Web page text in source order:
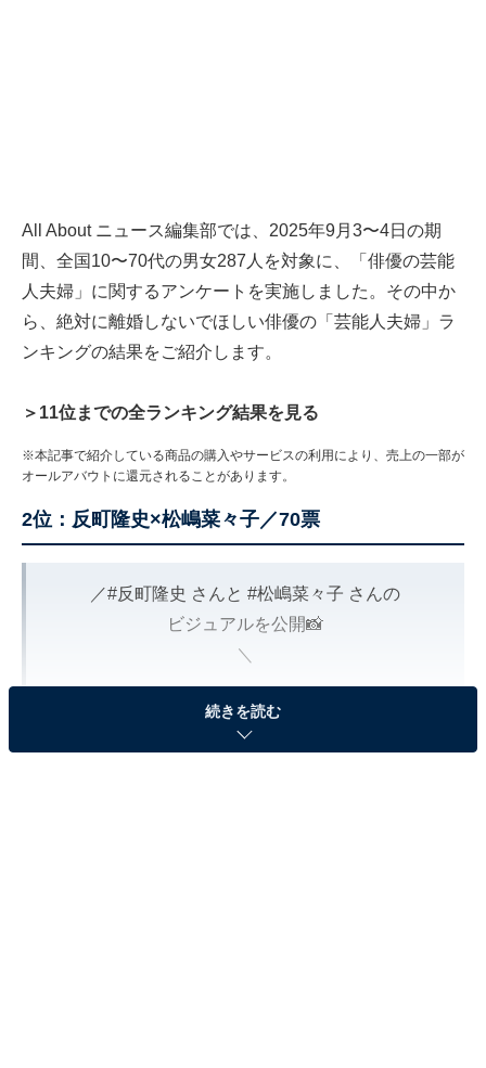
All About ニュース編集部では、2025年9月3〜4日の期
間、全国10〜70代の男女287人を対象に、「俳優の芸能
人夫婦」に関するアンケートを実施しました。その中か
ら、絶対に離婚しないでほしい俳優の「芸能人夫婦」ラ
ンキングの結果をご紹介します。
＞11位までの全ランキング結果を見る
※本記事で紹介している商品の購入やサービスの利用により、売上の一部が
オールアバウトに還元されることがあります。
2位：反町隆史×松嶋菜々子／70票
／#反町隆史 さんと #松嶋菜々子 さんの
ビジュアルを公開📸
＼
どんな日々を積み重ねてきたのか。
どんな自分でありたいと思っているのか。
続きを読む